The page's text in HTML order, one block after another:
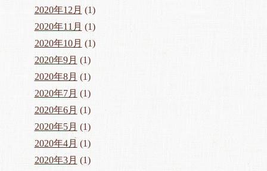
2020年12月 (1)
2020年11月 (1)
2020年10月 (1)
2020年9月 (1)
2020年8月 (1)
2020年7月 (1)
2020年6月 (1)
2020年5月 (1)
2020年4月 (1)
2020年3月 (1)